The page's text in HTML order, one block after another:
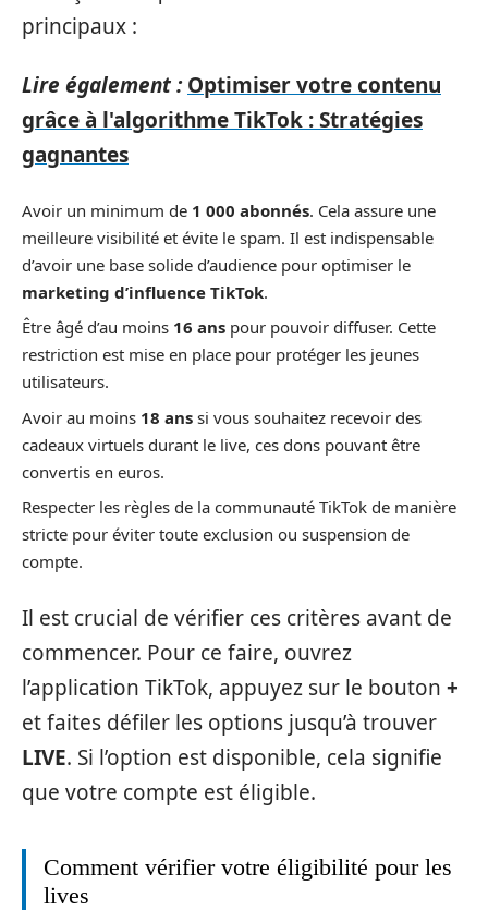
principaux :
Lire également : Optimiser votre contenu
grâce à l'algorithme TikTok : Stratégies
gagnantes
Avoir un minimum de 1 000 abonnés. Cela assure une
meilleure visibilité et évite le spam. Il est indispensable
d’avoir une base solide d’audience pour optimiser le
marketing d’influence TikTok.
Être âgé d’au moins 16 ans pour pouvoir diffuser. Cette
restriction est mise en place pour protéger les jeunes
utilisateurs.
Avoir au moins 18 ans si vous souhaitez recevoir des
cadeaux virtuels durant le live, ces dons pouvant être
convertis en euros.
Respecter les règles de la communauté TikTok de manière
stricte pour éviter toute exclusion ou suspension de
compte.
Il est crucial de vérifier ces critères avant de
commencer. Pour ce faire, ouvrez
l’application TikTok, appuyez sur le bouton +
et faites défiler les options jusqu’à trouver
LIVE. Si l’option est disponible, cela signifie
que votre compte est éligible.
Comment vérifier votre éligibilité pour les
lives